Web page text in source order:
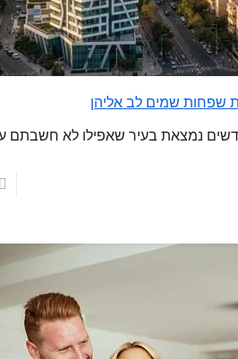
שפחות שמים לב אליהן
נמצאת בעיר שאפילו לא חשבתם